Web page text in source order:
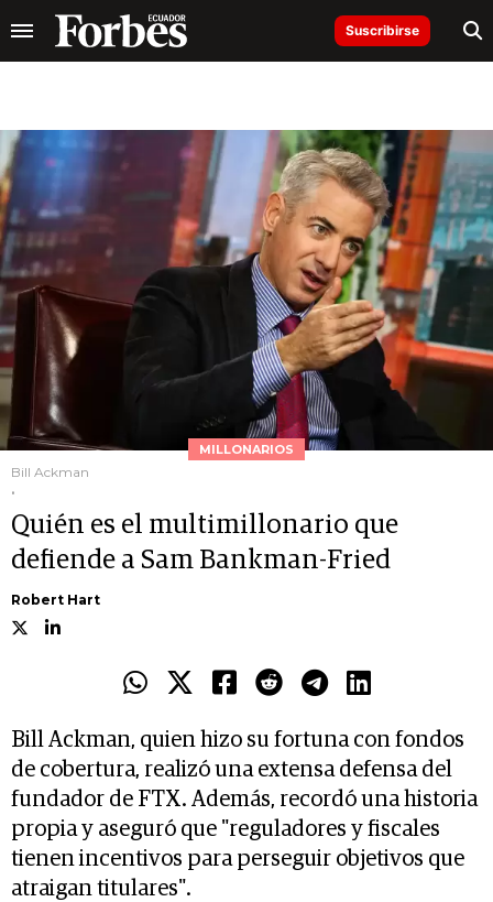
Suscribirse
MILLONARIOS
Bill Ackman
.
Quién es el multimillonario que
defiende a Sam Bankman-Fried
Robert Hart
Bill Ackman, quien hizo su fortuna con fondos
de cobertura, realizó una extensa defensa del
fundador de FTX. Además, recordó una historia
propia y aseguró que "reguladores y fiscales
tienen incentivos para perseguir objetivos que
atraigan titulares".